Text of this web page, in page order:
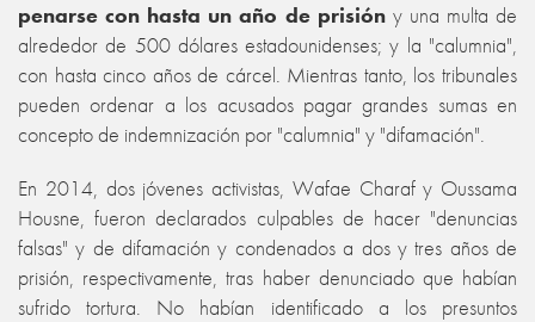
penarse con hasta un año de prisióny una multa de
alrededor de 500 dólares estadounidenses; y la "calumnia",
con hasta cinco años de cárcel. Mientras tanto, los tribunales
pueden ordenar a los acusados pagar grandes sumas en
concepto de indemnización por "calumnia" y "difamación".
En 2014, dos jóvenes activistas, Wafae Charaf y Oussama
Housne, fueron declarados culpables de hacer "denuncias
falsas" y de difamación y condenados a dos y tres años de
prisión, respectivamente, tras haber denunciado que habían
sufrido tortura. No habían identificado a los presuntos